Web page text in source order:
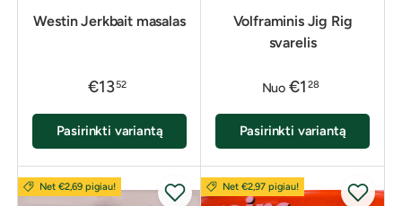
Westin Jerkbait masalas
€1352
Pasirinkti variantą
Volframinis Jig Rig
svarelis
Nuo €1 28
Pasirinkti variantą
Net €2,69 pigiau! Net €2,97 pigiau!